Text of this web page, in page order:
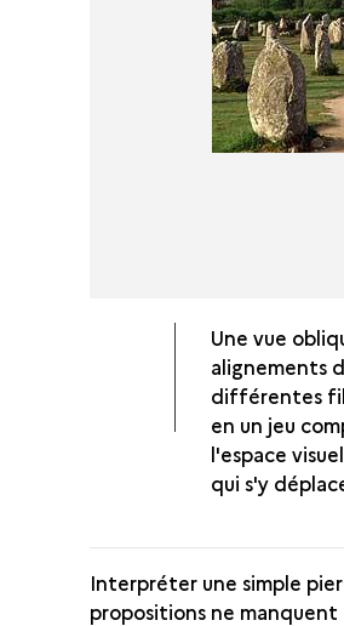
Une vue
alignements
différentes
en un jeu
l'espace
qui s'y
Interpréter une simple
propositions ne manquent